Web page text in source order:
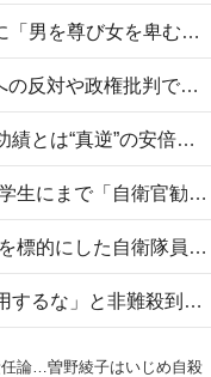
“男系男子の皇位継承”は明治期の創作！ 旧皇室典範策定時に「男を尊び女を卑むの慣習、人民の脳髄」とトンデモ論で女性天皇を否定
山里亮太が『DayDay.』で国会前の高市批判デモを「政策への反対や政権批判でない」と捻じ曲げ解説 デモ参加者から批判殺到
安倍晋三元首相の命日で高市首相は功績を賞賛したが……功績とは“真逆”の安倍元首相のトンデモ発言を振り返る
自衛隊リクルートは貧困層狙い撃ちだけではなかった！ 小学生にまで「自衛官勧誘」目的のパンフレット作成
「自衛隊は経済的に厳しい子が」は間違ってない！ 貧困層を標的にした自衛隊員募集、やす子、山上被告も…日本でも進む“経済的徴兵制”
高市首相がミュージックアワードに登壇で「音楽を政治利用するな」と非難殺到！ MAJの国策的本質を批判する声も
論…曽野綾子はいじめ自殺